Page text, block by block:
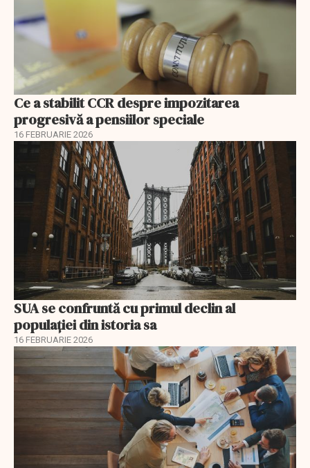
Ce a stabilit CCR despre impozitarea
progresivă a pensiilor speciale
16 FEBRUARIE 2026
SUA se confruntă cu primul declin al
populației din istoria sa
16 FEBRUARIE 2026